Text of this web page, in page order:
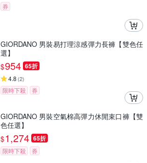
券
GIORDANO 男裝易打理涼感彈力長褲【雙色任
選】
$954 65折
4.8 (2)
限時下殺 券
GIORDANO 男裝空氣棉高彈力休閒束口褲【雙
色任選】
$1,274 65折
限時下殺 券